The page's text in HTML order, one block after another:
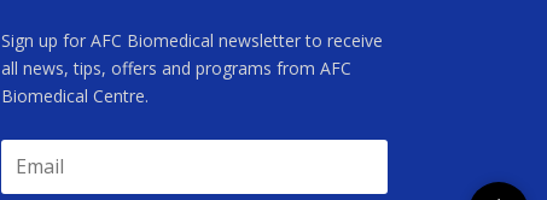
Sign up for AFC Biomedical newsletter to receive
all news, tips, offers and programs from AFC
Biomedical Centre.